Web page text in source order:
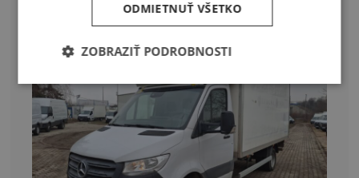
ODMIETNUŤ VŠETKO
ZOBRAZIŤ PODROBNOSTI